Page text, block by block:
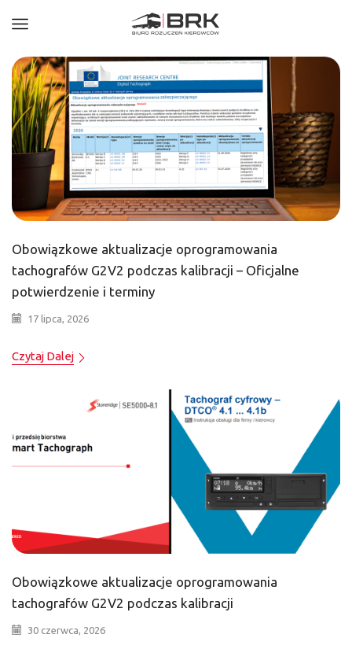
Obowiązkowe aktualizacje oprogramowania
tachografów G2V2 podczas kalibracji – Oficjalne
potwierdzenie i terminy
17 lipca, 2026
Czytaj Dalej
Obowiązkowe aktualizacje oprogramowania
tachografów G2V2 podczas kalibracji
30 czerwca, 2026